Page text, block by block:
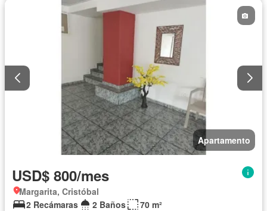
Apartamento
USD$ 800/mes
Margarita, Cristóbal
2 Recámaras
2 Baños
70 m²